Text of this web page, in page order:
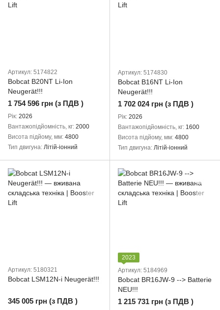
Артикул: 5174822
Bobcat B20NT Li-Ion
Neugerät!!!
1 754 596 грн (з ПДВ )
Рік 2026
Вантажопідйомність, кг 2000
Висота підйому, мм 4800
Тип двигуна Літій-іонний
Артикул: 5174830
Bobcat B16NT Li-Ion
Neugerät!!!
1 702 024 грн (з ПДВ )
Рік 2026
Вантажопідйомність, кг 1600
Висота підйому, мм 4800
Тип двигуна Літій-іонний
Артикул: 5180321
Bobcat LSM12N-i Neugerät!!!
345 005 грн (з ПДВ )
2023
Артикул: 5184969
Bobcat BR16JW-9 --> Batterie
NEU!!!
1 215 731 грн (з ПДВ )